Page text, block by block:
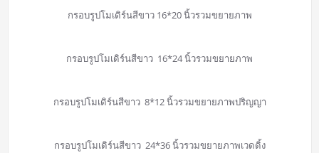
กรอบรูปโมเดิร์นสีขาว 16*20 นิ้วรวมขยายภาพ
กรอบรูปโมเดิร์นสีขาว 16*24 นิ้วรวมขยายภาพ
กรอบรูปโมเดิร์นสีขาว 8*12 นิ้วรวมขยายภาพปริญญา
กรอบรูปโมเดิร์นสีขาว 24*36 นิ้วรวมขยายภาพเวดดิ้ง